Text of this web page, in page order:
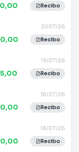
Recibo
21/07/26
Recibo
19/07/26
Recibo
18/07/26
Recibo
18/07/26
Recibo